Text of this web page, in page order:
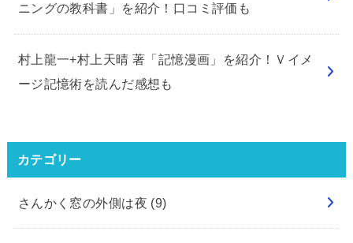
ニングの教科書」を紹介！口コミ評価も
村上龍一+村上天晴 著「記憶漫画」を紹介！Ｖイメ
ージ記憶術を読んだ感想も
カテゴリー
さんかく窓の外側は夜 (9)